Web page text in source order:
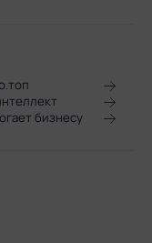
бизнесу